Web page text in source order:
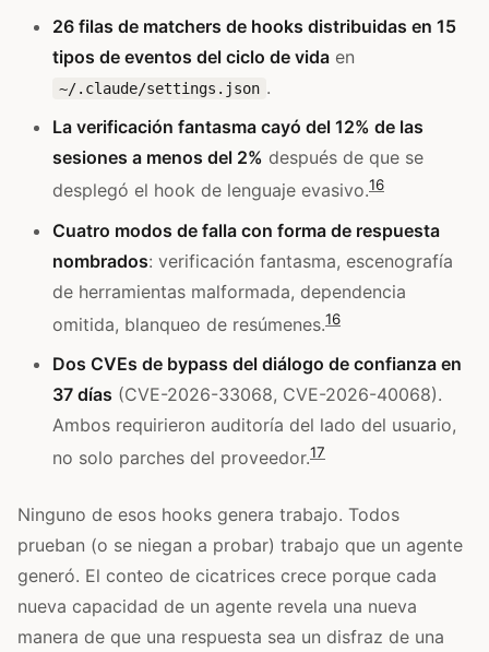
26 filas de matchers de hooks distribuidas en 15
tipos de eventos del ciclo de vida en
~/.claude/settings.json .
La verificación fantasma cayó del 12% de las
sesiones a menos del 2% después de que se
desplegó el hook de lenguaje evasivo.16
Cuatro modos de falla con forma de respuesta
nombrados: verificación fantasma, escenografía
de herramientas malformada, dependencia
omitida, blanqueo de resúmenes.16
Dos CVEs de bypass del diálogo de confianza en
37 días (CVE-2026-33068, CVE-2026-40068).
Ambos requirieron auditoría del lado del usuario,
no solo parches del proveedor.17
Ninguno de esos hooks genera trabajo. Todos
prueban (o se niegan a probar) trabajo que un agente
generó. El conteo de cicatrices crece porque cada
nueva capacidad de un agente revela una nueva
manera de que una respuesta sea un disfraz de una